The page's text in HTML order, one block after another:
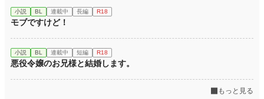
小説 BL 連載中 長編 R18
モブですけど！
小説 BL 連載中 短編 R18
悪役令嬢のお兄様と結婚します。
もっと見る